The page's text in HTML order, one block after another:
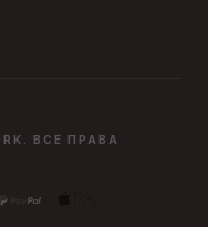
ВСЕ ПРАВА